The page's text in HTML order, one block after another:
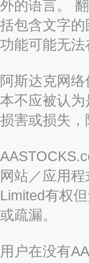
外的语言。
括包含文字
功能可能无法
阿斯达克网
本不应被认
损害或损失
网站／应用
Limited有权
或疏漏。
用户在没有